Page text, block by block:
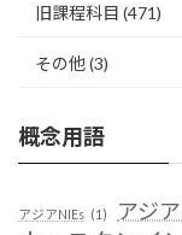
旧課程科目 (471)
その他(3)
概念用語
アジアNIEs (1) アジ